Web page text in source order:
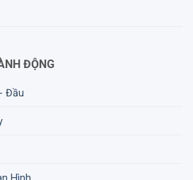
ĐỘNG
Đầu